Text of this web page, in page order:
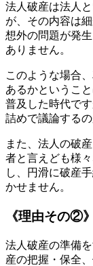
法人破産は法人
が、その内容は
想外の問題が発
ありません。
このような場合
あるかというこ
普及した時代で
詰めで議論するの
また、法人の破
者と言えども様
し、円滑に破産
かせません。
《理由その②
法人破産の準備
産の把握・保全